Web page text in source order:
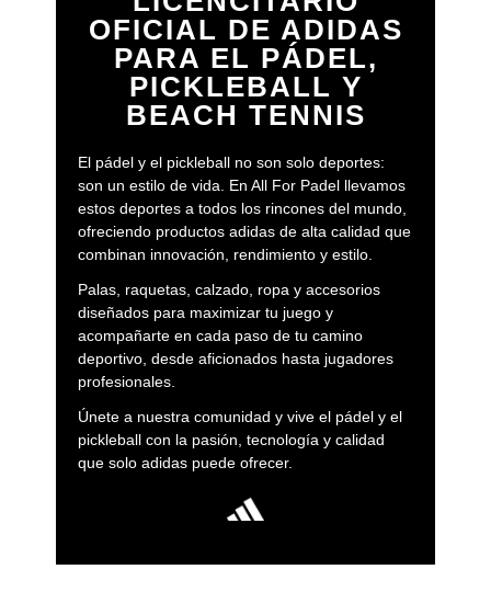
OFICIAL DE ADIDAS
PARA EL PÁDEL,
PICKLEBALL Y
BEACH TENNIS
El pádel y el pickleball no son solo deportes:
son un estilo de vida. En All For Padel llevamos
estos deportes a todos los rincones del mundo,
ofreciendo productos adidas de alta calidad que
combinan innovación, rendimiento y estilo.
Palas, raquetas, calzado, ropa y accesorios
diseñados para maximizar tu juego y
acompañarte en cada paso de tu camino
deportivo, desde aficionados hasta jugadores
profesionales.
Únete a nuestra comunidad y vive el pádel y el
pickleball con la pasión, tecnología y calidad
que solo adidas puede ofrecer.